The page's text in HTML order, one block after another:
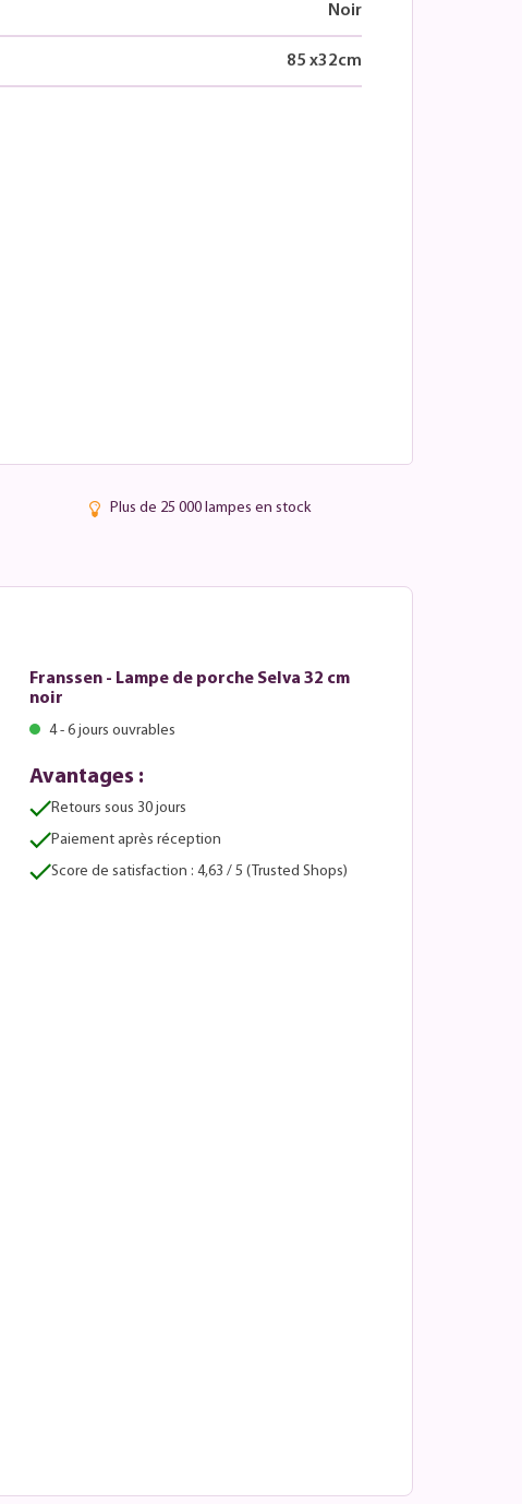
Noir
85 x32cm
Plus de 25 000 lampes en stock
Franssen - Lampe de porche Selva 32 cm
noir
4 - 6 jours ouvrables
Avantages :
Retours sous 30 jours
Paiement après réception
Score de satisfaction : 4,63 / 5 (Trusted Shops)